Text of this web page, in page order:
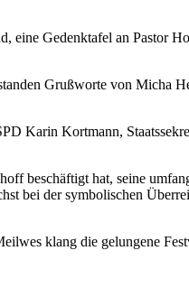
Gedenktafel an Pastor
Grußworte von Micha
Karin Kortmann,
beschäftigt hat, seine
bei der symbolischen
klang die gelungene